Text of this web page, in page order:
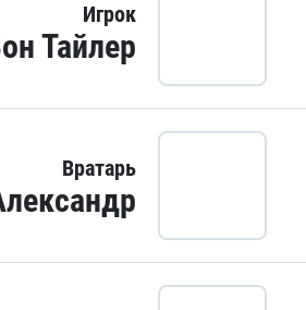
Игрок
Тайлер
Вратарь